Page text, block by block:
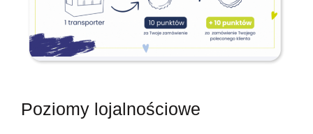
Poziomy lojalnościowe